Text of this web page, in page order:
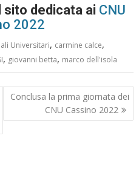
sito dedicata ai CNU
2022
Universitari, carmine calce,
, giovanni betta, marco dell'isola
Conclusa la prima giornata dei
CNU Cassino 2022